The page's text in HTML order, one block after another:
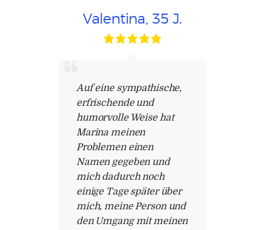
Valentina, 35 J.
Auf eine sympathische,
erfrischende und
humorvolle Weise hat
Marina meinen
Problemen einen
Namen gegeben und
mich dadurch noch
einige Tage später über
mich, meine Person und
den Umgang mit meinen